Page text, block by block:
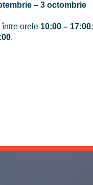
– 3 octombrie
între orele 10:00 – 17:00;
.